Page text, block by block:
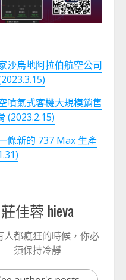
沙烏地阿拉伯航空公司
噴氣式客機大規模銷售
(2023.2.15)
條新的 737 Max 生產
莊佳蓉 hieva
人都瘋狂的時候，你必
須保持冷靜